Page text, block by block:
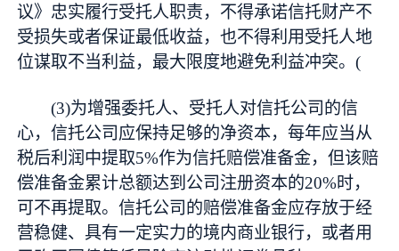
议》忠实履行受托人职责，不得承诺信托财产不
受损失或者保证最低收益，也不得利用受托人地
位谋取不当利益，最大限度地避免利益冲突。(
(3)为增强委托人、受托人对信托公司的信
心，信托公司应保持足够的净资本，每年应当从
税后利润中提取5%作为信托赔偿准备金，但该赔
偿准备金累计总额达到公司注册资本的20%时，
可不再提取。信托公司的赔偿准备金应存放于经
营稳健、具有一定实力的境内商业银行，或者用